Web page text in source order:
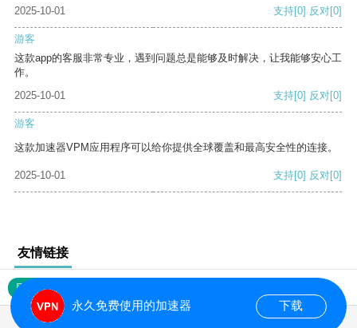
2025-10-01
支持[0] 反对[0]
游客
这款app的客服非常专业，遇到问题总是能够及时解决，让我能够安心工
作。
2025-10-01
支持[0] 反对[0]
游客
这款加速器VPM应用程序可以给你提供全球覆盖和最高安全性的连接。
2025-10-01 支持[0] 反对[0]
友情链接
网站地图
永久免费使用的加速器 下载